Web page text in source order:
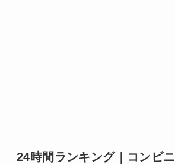
24時間ランキング｜コンビニ